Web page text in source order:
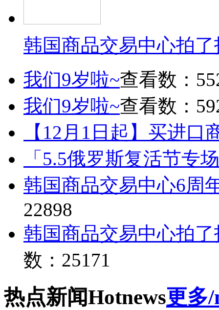
韩国商品交易中心拍
我们9岁啦~查看数：
我们9岁啦~查看数：
【12月1日起】买进口
「5.5俄罗斯复活节专
韩国商品交易中心6周
22898
韩国商品交易中心拍
数：25171
热点新闻Hotnews更多